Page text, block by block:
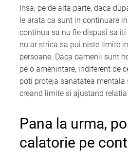
Insa, pe de alta parte, daca
le arata ca sunt in continuare
continua sa nu fie dispusi sa
nu ar strica sa pui niste limite
persoane. Daca oamenii sunt
pe o amenintare, indiferent de
poti proteja sanatatea mentala
creand limite si ajustand relatia
Pana la urma,
calatorie pe